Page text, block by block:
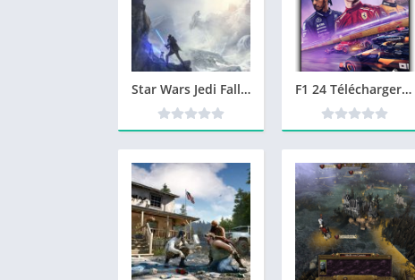
Star Wars Jedi Fallen Order Télécharger PC – Jeu F1 24 Télécharger jeu PC